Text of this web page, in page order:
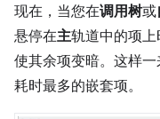
现在，当您在调用树或
悬停在主轨道中的项上
使其余项变暗。这样
耗时最多的嵌套项。